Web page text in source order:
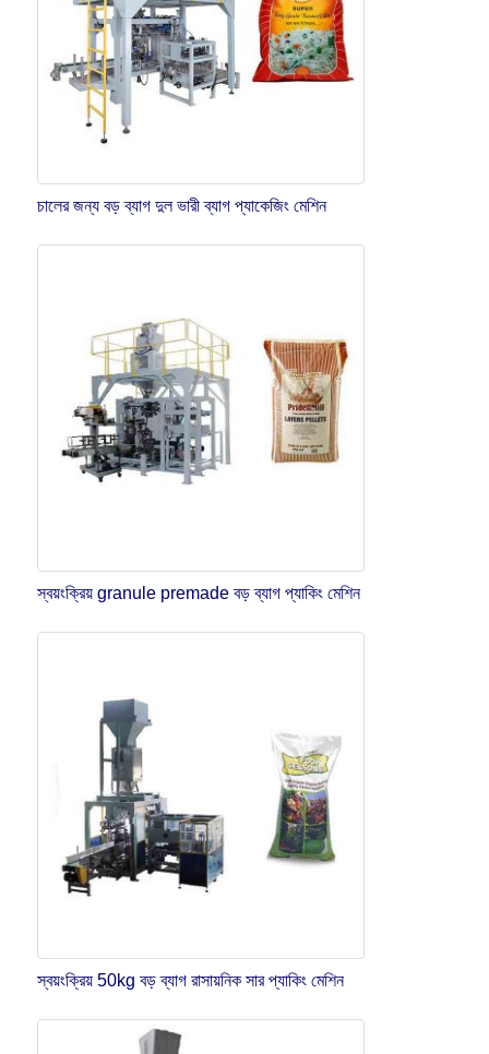
চালের জন্য বড় ব্যাগ দুল ভারী ব্যাগ প্যাকেজিং মেশিন
স্বয়ংক্রিয় granule premade বড় ব্যাগ প্যাকিং মেশিন
স্বয়ংক্রিয় 50kg বড় ব্যাগ রাসায়নিক সার প্যাকিং মেশিন